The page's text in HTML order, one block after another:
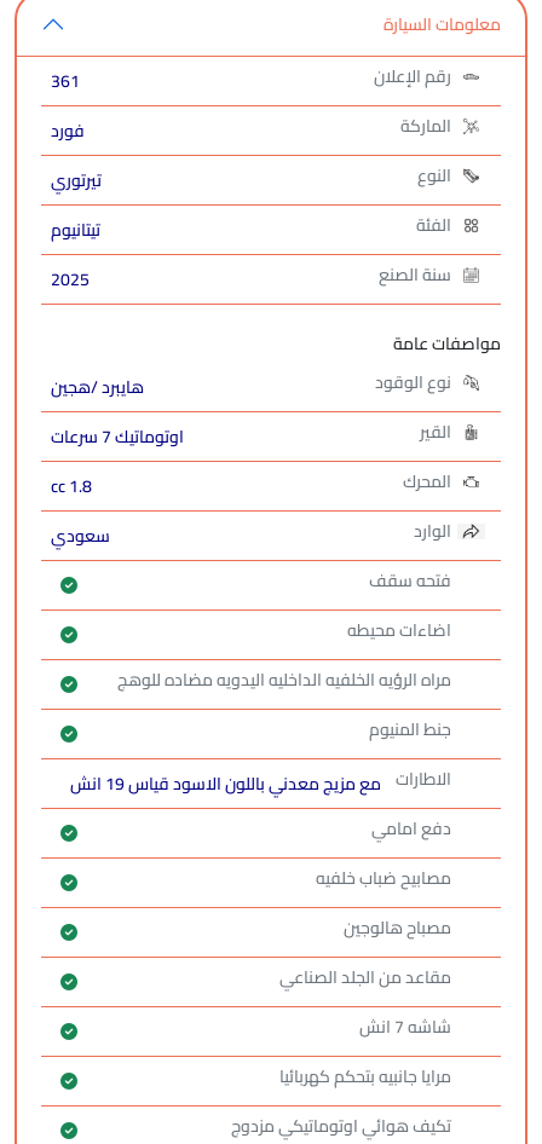
معلومات السيارة
رقم الإعلان
361
الماركة
فورد
النوع
تيرتوري
الفئة
تيتانيوم
سنة الصنع
2025
مواصفات عامة
نوع الوقود
هايبرد /هجين
القير
اوتوماتيك 7 سرعات
المحرك
1.8 cc
الوارد
سعودي
فتحه سقف
اضاءات محيطه
مراه الرؤيه الخلفيه الداخليه اليدويه مضاده للوهج
جنط المنيوم
الاطارات مع مزيج معدني باللون الاسود قياس 19 انش
دفع امامي
مصابيح ضباب خلفيه
مصباح هالوجين
مقاعد من الجلد الصناعي
شاشه 7 انش
مرايا جانبيه بتحكم كهربائيا
تكيف هوائي اوتوماتيكي مزدوج